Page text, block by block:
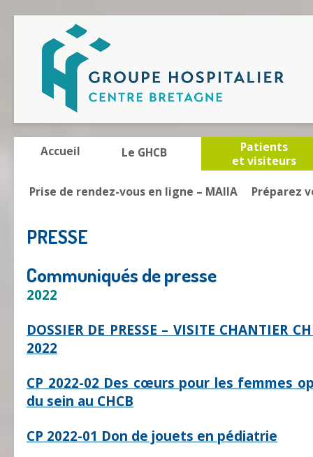
Accueil Le GHCB
Patients
et visiteurs
Prise de rendez-vous en ligne – MAIIA
Préparez
PRESSE
Communiqués de presse
2022
DOSSIER DE PRESSE – VISITE CHANTIER
2022
CP 2022-02 Des cœurs pour les femmes
du sein au CHCB
CP 2022-01 Don de jouets en pédiatrie